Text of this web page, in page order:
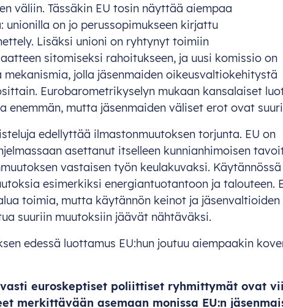
väliin. Tässäkin EU tosin näyttää aiempaa
unionilla on jo perussopimukseen kirjattu
Lisäksi unioni on ryhtynyt toimiin
sitomiseksi rahoitukseen, ja uusi komissio on
jolla jäsenmaiden oikeusvaltiokehitystä
Eurobarometrikyselyn mukaan kansalaiset
enemmän, mutta jäsenmaiden väliset erot ovat
edellyttää ilmastonmuutoksen torjunta. EU on
asettanut itselleen kunnianhimoisen
vastaisen työn keulakuvaksi.
esimerkiksi energiantuotantoon ja talouteen.
toimia, mutta käytännön keinot ja jäsenvaltioiden
suuriin muutoksiin jäävät nähtäväksi.
edessä luottamus EU:hun joutuu aiempaakin
euroskeptiset poliittiset ryhmittymät ovat
merkittävään asemaan monissa EU:n